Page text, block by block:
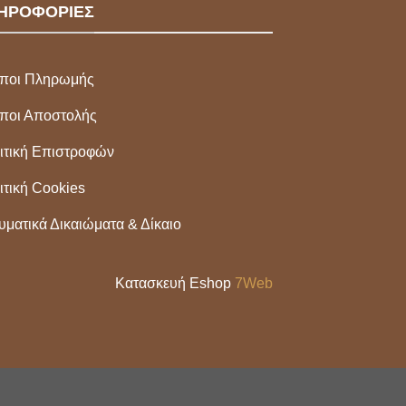
Πληρωμής
Αποστολής
Επιστροφών
Cookies
Δικαιώματα & Δίκαιο
Κατασκευή Eshop 7Web